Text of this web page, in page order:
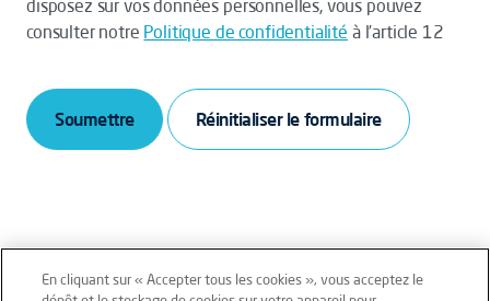
disposez sur vos données personnelles, vous pouvez
consulter notre Politique de confidentialité à l’article 12
Soumettre
En cliquant sur « Accepter tous les cookies », vous acceptez le